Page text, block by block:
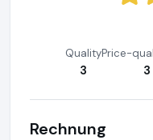
Quality
3
Price-
3
Rechnung